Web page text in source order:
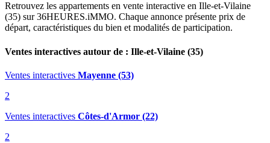
Retrouvez les appartements en vente interactive en Ille-et-Vilaine
(35) sur 36HEURES.iMMO. Chaque annonce présente prix de
départ, caractéristiques du bien et modalités de participation.
Ventes interactives autour de : Ille-et-Vilaine (35)
Ventes interactives Mayenne (53)
2
Ventes interactives Côtes-d'Armor (22)
2